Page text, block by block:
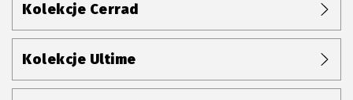
Kolekcje Cerrad
Kolekcje Ultime